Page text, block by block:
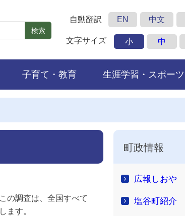
検索
自動翻訳 EN 中文
文字サイズ 小 中
子育て・教育 生涯学習・スポーツ
の調査は、全国すべて
ます。
町政情報
広報しおや
塩谷町紹介